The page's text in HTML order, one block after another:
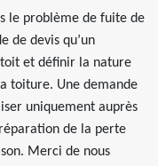
le problème de fuite de
de devis qu’un
et définir la nature
toiture. Une demande
uniquement auprès
de la perte
Merci de nous